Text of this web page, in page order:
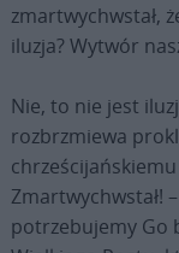
zmartwychwstał,
iluzja? Wytwór
Nie, to nie jest
rozbrzmiewa
Zmartwychwstał!
potrzebujemy Go